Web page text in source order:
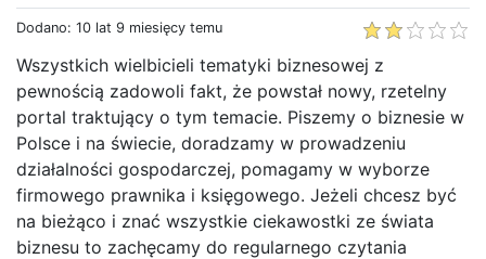
Dodano: 10 lat 9 miesięcy temu
Wszystkich wielbicieli tematyki biznesowej z
pewnością zadowoli fakt, że powstał nowy, rzetelny
portal traktujący o tym temacie. Piszemy o biznesie w
Polsce i na świecie, doradzamy w prowadzeniu
działalności gospodarczej, pomagamy w wyborze
firmowego prawnika i księgowego. Jeżeli chcesz być
na bieżąco i znać wszystkie ciekawostki ze świata
biznesu to zachęcamy do regularnego czytania